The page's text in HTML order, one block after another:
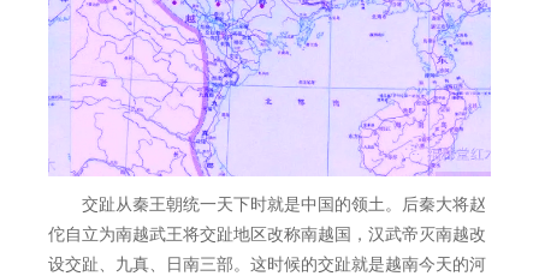
交趾从秦王朝统一天下时就是中国的领土。后秦大将赵
佗自立为南越武王将交趾地区改称南越国，汉武帝灭南越改
设交趾、九真、日南三部。这时候的交趾就是越南今天的河